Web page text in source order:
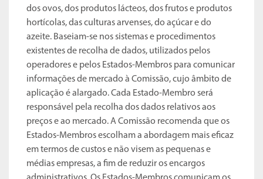
dos ovos, dos produtos lácteos, dos frutos e produtos
hortícolas, das culturas arvenses, do açúcar e do
azeite. Baseiam-se nos sistemas e procedimentos
existentes de recolha de dados, utilizados pelos
operadores e pelos Estados-Membros para comunicar
informações de mercado à Comissão, cujo âmbito de
aplicação é alargado. Cada Estado-Membro será
responsável pela recolha dos dados relativos aos
preços e ao mercado. A Comissão recomenda que os
Estados-Membros escolham a abordagem mais eficaz
em termos de custos e não visem as pequenas e
médias empresas, a fim de reduzir os encargos